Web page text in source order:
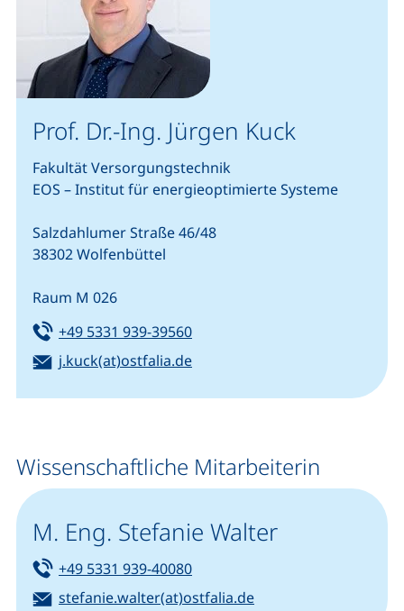
Prof. Dr.-Ing. Jürgen Kuck
Fakultät Versorgungstechnik
EOS – Institut für energieoptimierte Systeme
Salzdahlumer Straße 46/48
38302 Wolfenbüttel
Raum M 026
Tel:
+49 5331 939-39560(startet einen Telefonanruf,
E-Mail:
j.kuck(at)ostfalia.de
Wissenschaftliche Mitarbeiterin
M. Eng. Stefanie Walter
Tel:
+49 5331 939-40080(startet einen Telefonanruf,
E-Mail:
stefanie.walter(at)ostfalia.de